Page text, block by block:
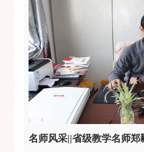
审教育部高职高专“十一五”规划
五”规划教材1部...
名师风采||省级教学名师郑